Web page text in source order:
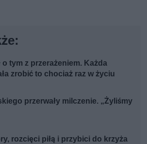
o tym z przerażeniem. Każda
zrobić to chociaż raz w życiu
przerwały milczenie. „Żyliśmy
rozcięci piłą i przybici do krzyża